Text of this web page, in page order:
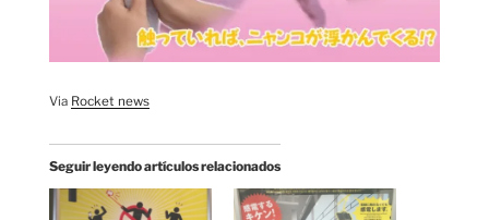
Via Rocket news
Seguir leyendo artículos relacionados